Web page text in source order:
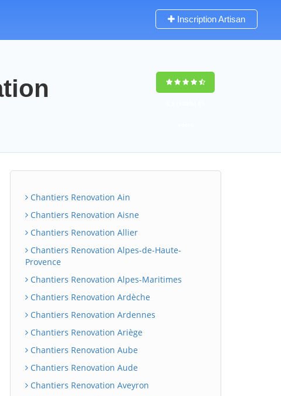
Inscription Artisan
Chantiers Renovation Ain
Chantiers Renovation Aisne
Chantiers Renovation Allier
Chantiers Renovation Alpes-de-Haute-
Provence
Chantiers Renovation Alpes-Maritimes
Chantiers Renovation Ardèche
Chantiers Renovation Ardennes
Chantiers Renovation Ariège
Chantiers Renovation Aube
Chantiers Renovation Aude
Chantiers Renovation Aveyron